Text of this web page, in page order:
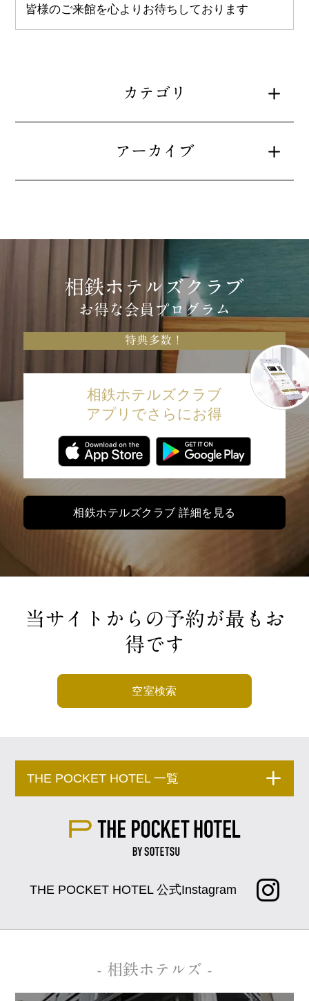
皆様のご来館を心よりお待ちしております
カテゴリ
アーカイブ
相鉄ホテルズクラブ
お得な会員プログラム
特典多数！
相鉄ホテルズクラブ
アプリでさらにお得
相鉄ホテルズクラブ 詳細を見る
当サイトからの予約が最もお
得です
空室検索
THE POCKET HOTEL 一覧
THE POCKET HOTEL 公式Instagram
- 相鉄ホテルズ -